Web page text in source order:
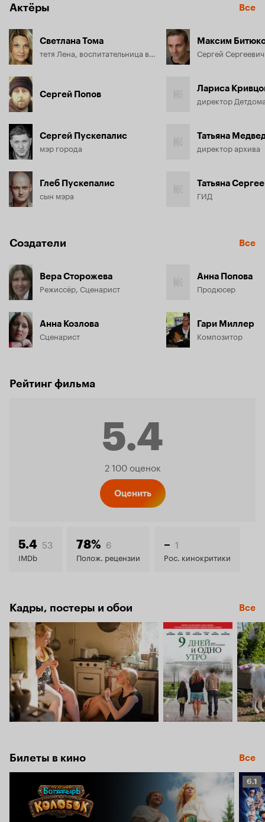
Актёры Все
Светлана Тома
Сергей Попов
Сергей Пускепалис
мэр города
Глеб Пускепалис
сын мэра
Максим
Сергей Сергеевич
Лариса
директор
Татьяна
директор архива
Татьяна
ГИД
Создатели Все
Вера Сторожева
Режиссёр, Сценарист
Анна Козлова
Сценарист
Анна Попова
Продюсер
Гари Миллер
Композитор
Рейтинг фильма
5.4
Рейтинг
5.4
2 100 оценок
Оценить
5.4 53
IMDb
78% 6
Полож. рецензии
– 1
Рос. кинокритики
Кадры, постеры и обои Все
Билеты в кино Все
6.1
6.1